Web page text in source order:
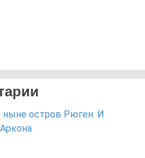
ныне остров Рюген. И